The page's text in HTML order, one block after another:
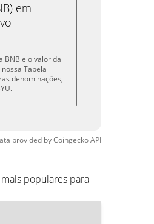
em
BNB e o valor da
Tabela
denominações,
provided byCoingeckoAPI
populares para